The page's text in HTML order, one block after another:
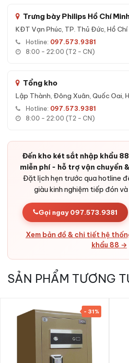
Ưu điểm Két sắt nhập
A1/D-60BJ III Face ID
thoại
Bảo mật 5 lớp.
App Tuya cảnh báo từ xa.
Nhập khẩu chính ngạch — CO/
Nội thất nỉ cao cấp.
Két Sắt Nhập Khẩu 88 bảo
quốc.
Phụ kiện kèm theo
Bofa FDG-A1/D-60BJ
app điện thoại
2 bộ chìa cơ dự phòng.
Phiếu bảo hành.
Sách HDSD Việt-Anh.
Cáp USB sạc khẩn cấp.
QR app Tuya.
Trưng bày Philips Hồ Chí
KĐT Vạn Phúc, TP. Thủ Đức, Hồ Chí
Hotline: 097.573.9381
8:00 - 22:00 (T2 - CN)
Tổng kho
Lập Thành, Đông Xuân, Quốc Oai,
Hotline: 097.573.9381
8:00 - 22:00 (T2 - CN)
Đến kho két sắt nhập khẩu
miễn phí - hỗ trợ vận chuyển
Đặt lịch hẹn trước qua hotline
giàu kinh nghiệm tiếp đón
Gọi ngay 097.573.9381
Xem bản đồ & chi tiết hệ
khẩu 88 →
SẢN PHẨM TƯƠNG
- 31%